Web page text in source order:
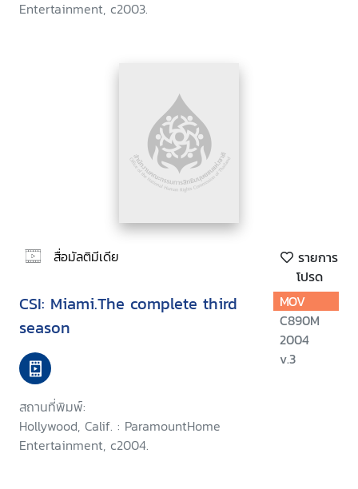
Entertainment, c2003.
สื่อมัลติมีเดีย
รายการ
โปรด
CSI: Miami.The complete third
season
สถานที่พิมพ์:
Hollywood, Calif. : ParamountHome
Entertainment, c2004.
MOV
C890M
2004
v.3